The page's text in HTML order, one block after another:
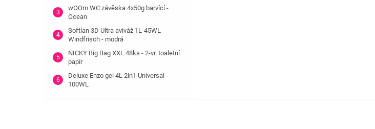
wOOm WC závěska 4x50g barvící -
Ocean
Softlan 3D Ultra aviváž 1L-45WL
Windfrisch - modrá
NICKY Big Bag XXL 48ks - 2-vr. toaletní
papír
Deluxe Enzo gel 4L 2in1 Universal -
100WL